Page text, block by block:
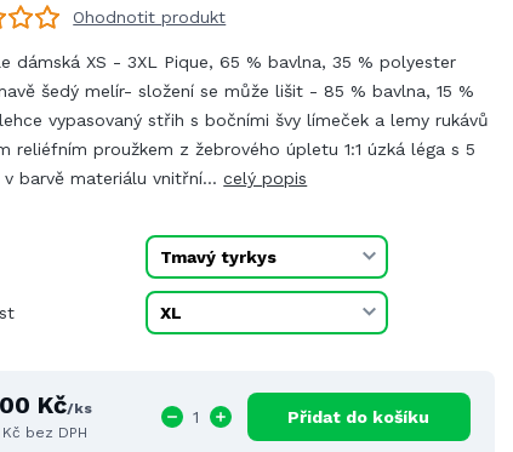
Ohodnotit produkt
dámská XS - 3XL Pique, 65 % bavlna, 35 % polyester
šedý melír- složení se může lišit - 85 % bavlna, 15 %
vypasovaný střih s bočními švy límeček a lemy rukávů
reliéfním proužkem z žebrového úpletu 1:1 úzká léga s 5
v barvě materiálu vnitřní...celý popis
Kč/ks
bez DPH
Přidat do košíku